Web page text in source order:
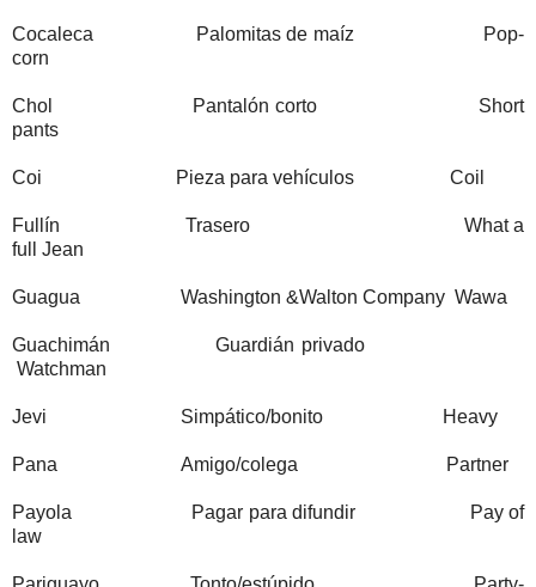
Cocaleca Palomitas de maíz Pop-
corn
Chol Pantalón corto Short
pants
Coi Pieza para vehículos Coil
Fullín Trasero What a
full Jean
Guagua Washington &Walton Company Wawa
Guachimán Guardián privado
Watchman
Jevi Simpático/bonito Heavy
Pana Amigo/colega Partner
Payola Pagar para difundir Pay of
law